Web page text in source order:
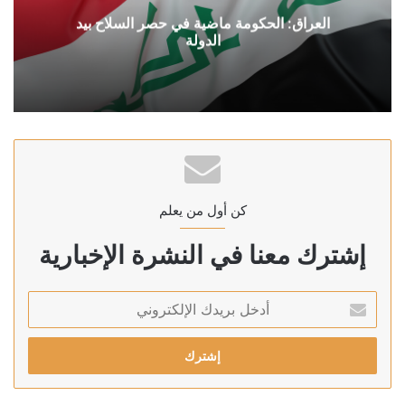
العراق: الحكومة ماضية في حصر السلاح بيد
الدولة
كن أول من يعلم
إشترك معنا في النشرة الإخبارية
بريدك
الإلكتروني